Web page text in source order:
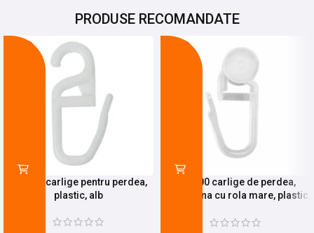
PRODUSE RECOMANDATE
Set 100 carlige pentru perdea,
plastic, alb
Set 100 carlige de perdea,
pentru sina cu rola mare, plastic,